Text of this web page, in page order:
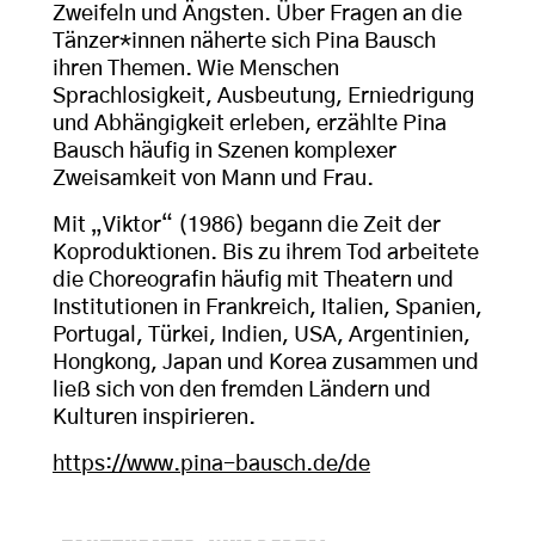
Zweifeln und Ängsten. Über Fragen an die
Tänzer*innen näherte sich Pina Bausch
ihren Themen. Wie Menschen
Sprachlosigkeit, Ausbeutung, Erniedrigung
und Abhängigkeit erleben, erzählte Pina
Bausch häufig in Szenen komplexer
Zweisamkeit von Mann und Frau.
Mit „Viktor“ (1986) begann die Zeit der
Koproduktionen. Bis zu ihrem Tod arbeitete
die Choreografin häufig mit Theatern und
Institutionen in Frankreich, Italien, Spanien,
Portugal, Türkei, Indien, USA, Argentinien,
Hongkong, Japan und Korea zusammen und
ließ sich von den fremden Ländern und
Kulturen inspirieren.
https://www.pina-bausch.de/de